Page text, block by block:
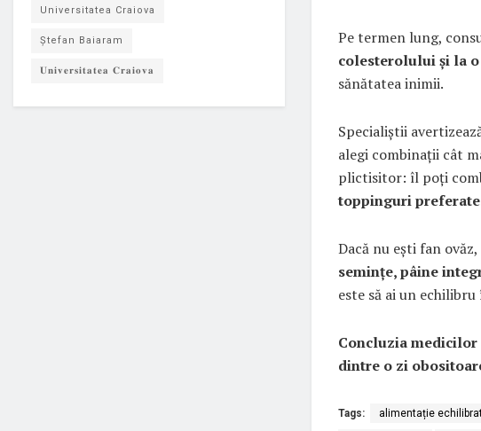
Pe termen lung,
colesterolului și la
sănătatea inimii.
Specialiștii
alegi combinații cât
plictisitor: îl poți
toppinguri preferate
Dacă nu ești fan
semințe, pâine
este să ai un
Concluzia medicilor
dintre o zi
Tags: alimentație
Universitatea Craiova
Ștefan Baiaram
𝐔𝐧𝐢𝐯𝐞𝐫𝐬𝐢𝐭𝐚𝐭𝐞𝐚 𝐂𝐫𝐚𝐢𝐨𝐯𝐚